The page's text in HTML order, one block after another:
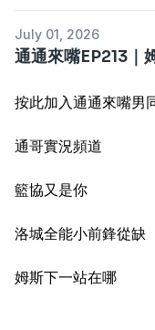
July 01, 2026
通通來嘴EP213｜
按此加入通通來嘴男
通哥實況頻道
籃協又是你
洛城全能小前鋒從缺
姆斯下一站在哪